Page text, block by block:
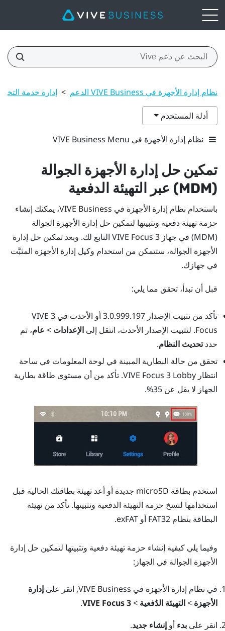
نظام إدارة الأجهزة في VIVE Business الدعم > إدارة خدمة
أدلة المستخدم
نظام إدارة الأجهزة في VIVE Business Menu
تمكين حل إدارة الأجهزة الجوالة
(MDM) عبر التهيئة الدفعية
باستخدام نظام إدارة الأجهزة في VIVE Business
، يمكنك إنشاء
حزمة تهيئة دفعية وتثبيتها لتمكين حل إدارة الأجهزة الجوالة
(MDM) في جهاز 3
VIVE Focus التابع لك. وبعد تمكين حل إدارة
الأجهزة الجوالة، ستتمكن من استخدام وكيل إدارة الأجهزة المثبَّت
في جهازك.
قبل أن تبدأ، تحقق مما يلي:
تأكد من تثبيت الإصدار 3.0.999.197 أو الأحدث في 3
VIVE
Focus. لتثبيت الإصدار الأحدث، انتقل إلى الإعدادات > عام، ثم
حددتحديث النظام.
تحقق من حالة البطارية المبينة في لوحة المعلومات في ساحة
انتظار
VIVE Focus3 Lobby. تأكد من أن مستوى طاقة بطارية
الجهاز لا يقل عن 35%.
استخدم بطاقة microSD جديدة أو أعد تهيئة بطاقتك الحالية قبل
استخدامها لنسخ حزمة التهيئة الدفعية وتثبيتها. تأكد من تهيئة
البطاقة بنظام FAT32 أو exFAT.
وفيما يلي كيفية إنشاء حزمة تهيئة دفعية وتثبيتها لتمكين حل إدارة
الأجهزة الجوالة في الجهاز:
في نظام إدارة الأجهزة في VIVE Business , انقر على إدارة
الأجهزة >التهيئة الدُفعية >
VIVE Focus 3
.
انقر على بدء أو إنشاء جديد.